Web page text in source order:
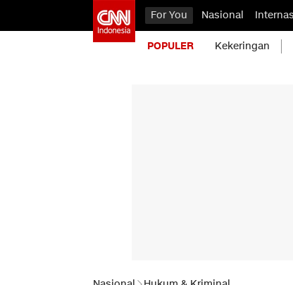
For You Nasional
POPULER Kekeringan